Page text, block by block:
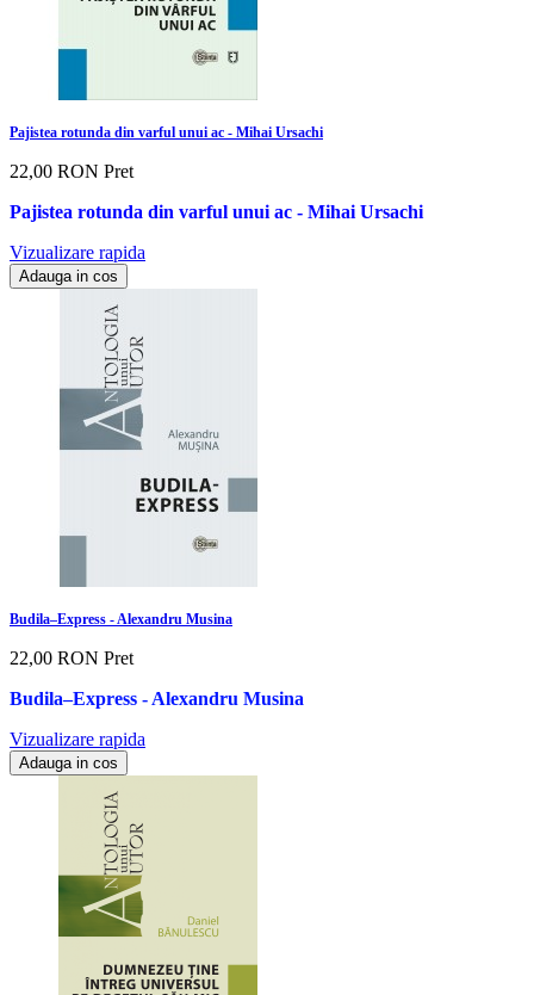
Pajistea rotunda din varful unui ac - Mihai Ursachi
22,00 RON Pret
Pajistea rotunda din varful unui ac - Mihai Ursachi
Vizualizare rapida
Adauga in cos
Budila–Express - Alexandru Musina
22,00 RON Pret
Budila–Express - Alexandru Musina
Vizualizare rapida
Adauga in cos